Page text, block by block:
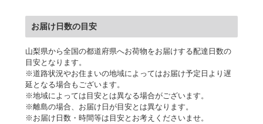
お届け日数の目安
山梨県から全国の都道府県へお荷物をお届けする配達日数の
目安となります。
※道路状況やお住まいの地域によってはお届け予定日より遅
延となる場合もございます。
※地域によっては目安とは異なる場合がございます。
※離島の場合、お届け日が目安とは異なります。
※お届け日数・時間等は目安とお考えくださいませ。